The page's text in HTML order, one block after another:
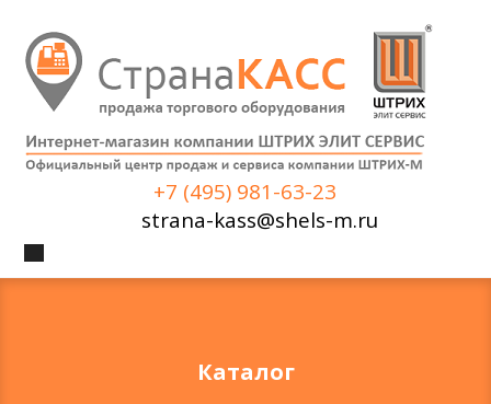
+7 (495) 981-63-23
strana-kass@shels-m.ru
Каталог